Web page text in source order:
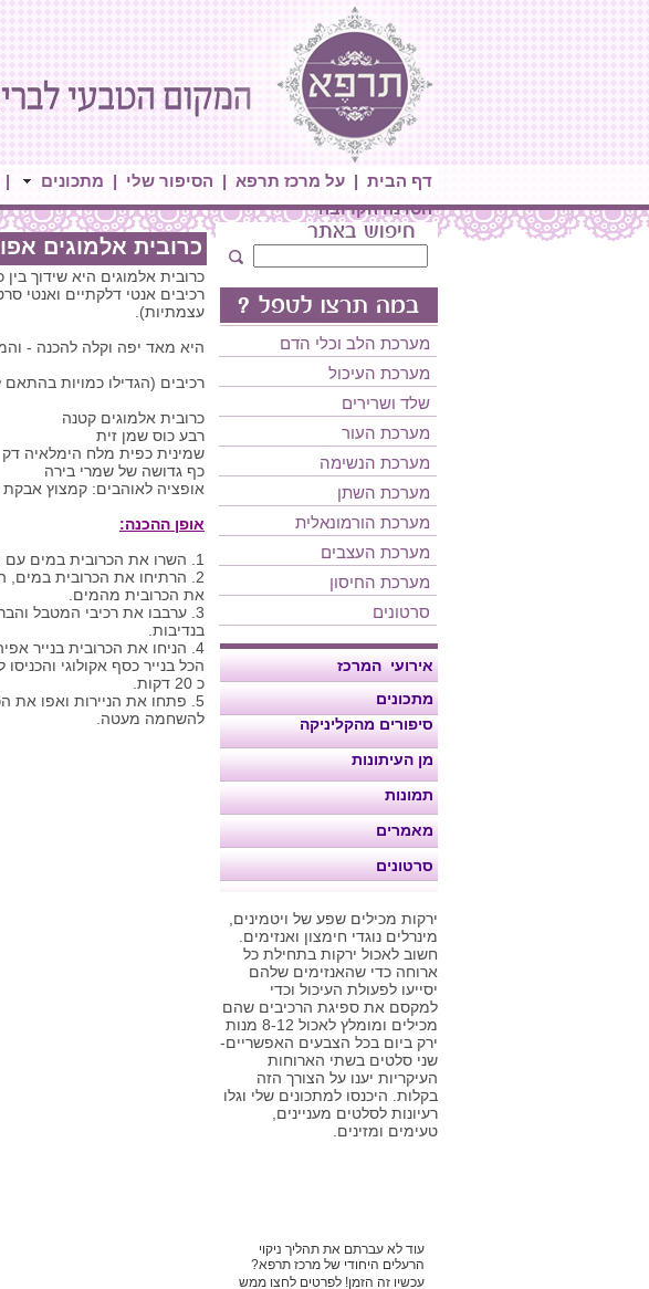
דף הבית | על מרכז תרפא | הסיפור שלי | מתכונים |
הסדנה הקרובה
מערכת הלב וכלי הדם
מערכת העיכול
שלד ושרירים
מערכת העור
מערכת הנשימה
מערכת השתן
מערכת הורמונאלית
מערכת העצבים
מערכת החיסון
סרטונים
אירועי המרכז
מתכונים
סיפורים מהקליניקה
מן העיתונות
תמונות
מאמרים
סרטונים
ירקות מכילים שפע של ויטמינים,
מינרלים נוגדי חימצון ואנזימים.
חשוב לאכול ירקות בתחילת כל
ארוחה כדי שהאנזימים שלהם
יסייעו לפעולת העיכול וכדי
למקסם את ספיגת הרכיבים שהם
מכילים ומומלץ לאכול 8-12 מנות
ירק ביום בכל הצבעים האפשריים-
שני סלטים בשתי הארוחות
העיקריות יענו על הצורך הזה
בקלות. היכנסו למתכונים שלי וגלו
רעיונות לסלטים מעניינים,
טעימים ומזינים.
עוד לא עברתם את תהליך ניקוי
הרעלים היחודי של מרכז תרפא?
עכשיו זה הזמן! לפרטים לחצו ממש
כרובית אלמוגים
כרובית אלמוגים היא שידוך
עצמתיות).
היא מאד יפה וקלה להכנה -
רכיבים (הגדילו כמויות בהתאם
כרובית אלמוגים קטנה
רבע כוס שמן זית
שמינית כפית מלח הימלאיה דק
כף גדושה של שמרי בירה
אופציה לאוהבים: קמצוץ
אופן ההכנה:
1. השרו את הכרובית במים עם מלח כ 15 דקות (לנקיון מקסימלי מחרקים)
2. הרתיחו את הכרובית במים, הנמי
את הכרובית מהמים.
3. ערבבו את רכיבי המטבל
בנדיבות.
4. הניחו את הכרובית בנייר
כ 20 דקות.
להשחמה מעטה.